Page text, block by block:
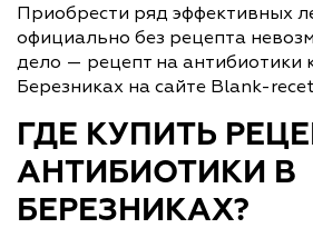
Приобрести ряд эффективных
официально без рецепта
дело — рецепт на антибиотики
Березниках на сайте Blank-
ГДЕ КУПИТЬ
АНТИБИОТИКИ В
БЕРЕЗНИКАХ?